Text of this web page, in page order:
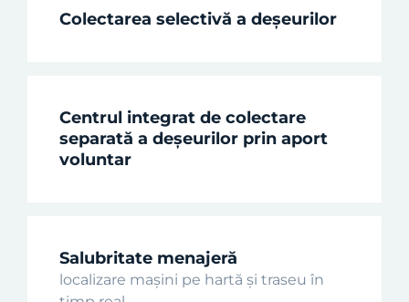
Colectarea selectivă a deșeurilor
Centrul integrat de colectare
separată a deșeurilor prin aport
voluntar
Salubritate menajeră
localizare mașini pe hartă și traseu în